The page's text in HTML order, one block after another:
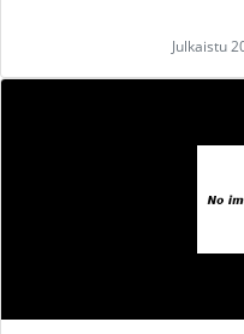
Julkaistu